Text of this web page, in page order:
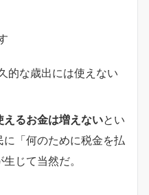
的な歳出には使えない
るお金は増えないとい
「何のために税金を払
じて当然だ。